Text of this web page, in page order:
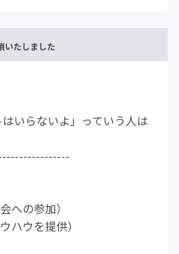
いたしました
いらないよ」っていう人は
への参加）
ハウを提供）